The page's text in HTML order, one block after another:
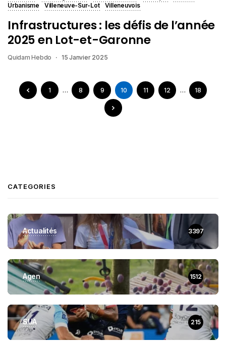
Urbanisme
Villeneuve-Sur-Lot Villeneuvois
Infrastructures : les défis de l’année
2025 en Lot-et-Garonne
Quidam Hebdo 15 Janvier 2025
1 … 8 9 10 11 12 … 18
CATEGORIES
Actualités 3397
Agen 1512
SUA 215